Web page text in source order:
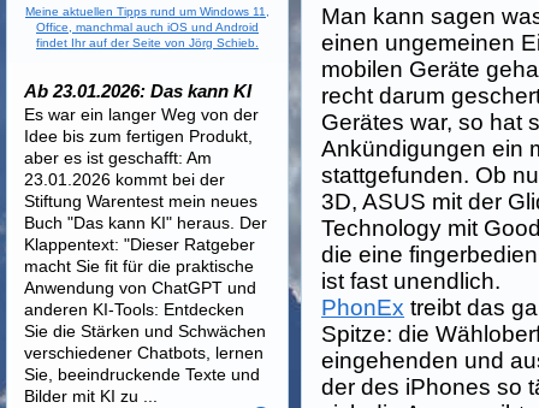
Man kann sagen
einen ungemeinen
mobilen Geräte
recht darum
Gerätes war, so hat
Ankündigungen ein
stattgefunden. Ob
3D, ASUS mit der
Technology mit
die eine
ist fast unendlich.
PhonEx treibt das
Spitze: die
eingehenden und
der des iPhones so
Meine aktuellen Tipps rund um Windows 11,
Office, manchmal auch iOS und Android
findet Ihr auf der Seite von Jörg Schieb.
Ab 23.01.2026: Das kann KI
Es war ein langer Weg von der
Idee bis zum fertigen Produkt,
aber es ist geschafft: Am
23.01.2026 kommt bei der
Stiftung Warentest mein neues
Buch "Das kann KI" heraus. Der
Klappentext: "Dieser Ratgeber
macht Sie fit für die praktische
Anwendung von ChatGPT und
anderen KI-Tools: Entdecken
Sie die Stärken und Schwächen
verschiedener Chatbots, lernen
Sie, beeindruckende Texte und
Bilder mit KI zu ...